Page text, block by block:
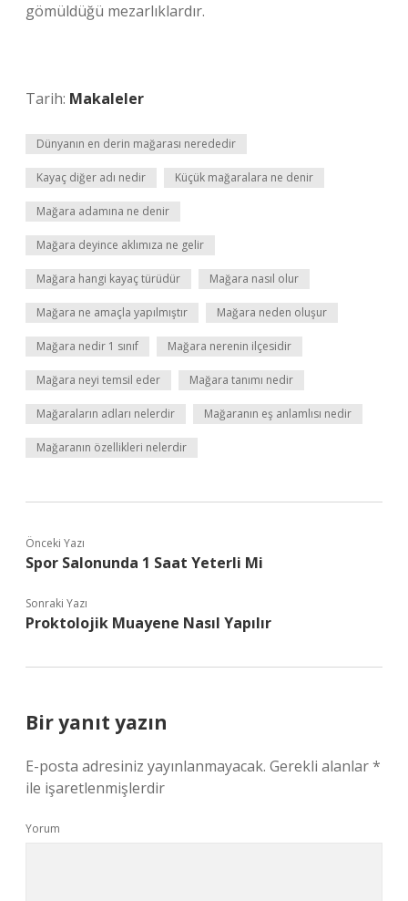
gömüldüğü mezarlıklardır.
Tarih: Makaleler
Dünyanın en derin mağarası nerededir
Kayaç diğer adı nedir Küçük mağaralara ne denir
Mağara adamına ne denir
Mağara deyince aklımıza ne gelir
Mağara hangi kayaç türüdür Mağara nasıl olur
Mağara ne amaçla yapılmıştır Mağara neden oluşur
Mağara nedir 1 sınıf Mağara nerenin ilçesidir
Mağara neyi temsil eder Mağara tanımı nedir
Mağaraların adları nelerdir Mağaranın eş anlamlısı nedir
Mağaranın özellikleri nelerdir
Önceki Yazı
Spor Salonunda 1 Saat Yeterli Mi
Sonraki Yazı
Proktolojik Muayene Nasıl Yapılır
Bir yanıt yazın
E-posta adresiniz yayınlanmayacak. Gerekli alanlar*
ile işaretlenmişlerdir
Yorum